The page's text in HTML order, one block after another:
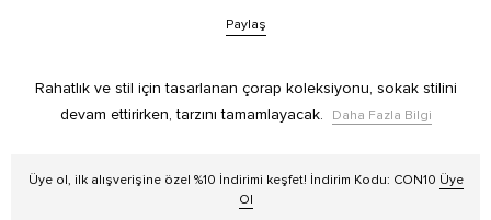
Paylaş
Rahatlık ve stil için tasarlanan çorap koleksiyonu, sokak stilini
devam ettirirken, tarzını tamamlayacak.
Daha Fazla Bilgi
Üye ol, ilk alışverişine özel %10 İndirimi keşfet! İndirim Kodu: CON10 Üye
Ol